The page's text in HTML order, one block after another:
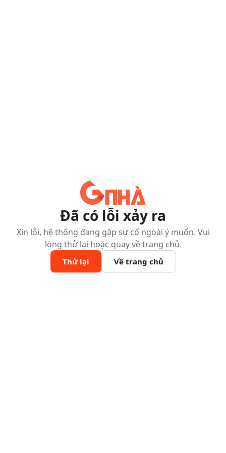
Đã có lỗi xảy ra
Xin lỗi, hệ thống đang gặp sự cố ngoài ý muốn. Vui
lòng thử lại hoặc quay về trang chủ.
Thử lại Về trang chủ